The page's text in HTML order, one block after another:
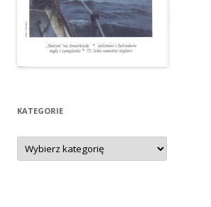
KATEGORIE
Kategorie